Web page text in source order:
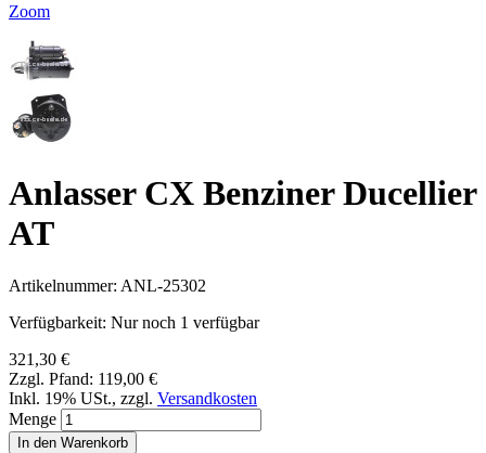
Zoom
Anlasser CX Benziner Ducellier
AT
Artikelnummer: ANL-25302
Verfügbarkeit: Nur noch 1 verfügbar
321,30 €
Zzgl. Pfand: 119,00 €
Inkl. 19% USt., zzgl. Versandkosten
Menge
In den Warenkorb